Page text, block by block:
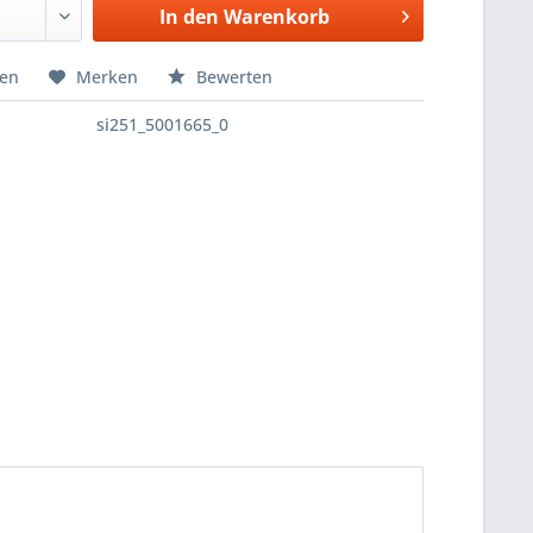
In den Warenkorb
Merken Bewerten
si251_5001665_0